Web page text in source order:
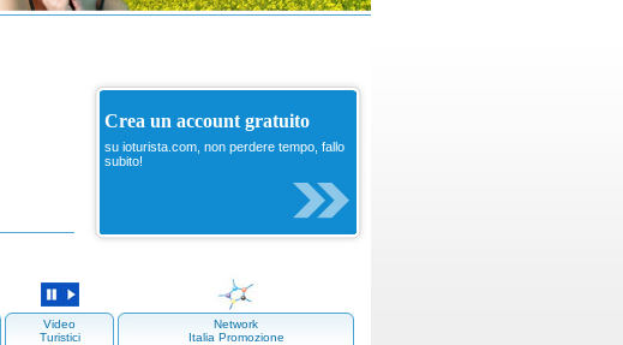
Crea un account gratuito
su ioturista.com, non perdere tempo, fallo
subito!
Video
Turistici
Network
Italia Promozione